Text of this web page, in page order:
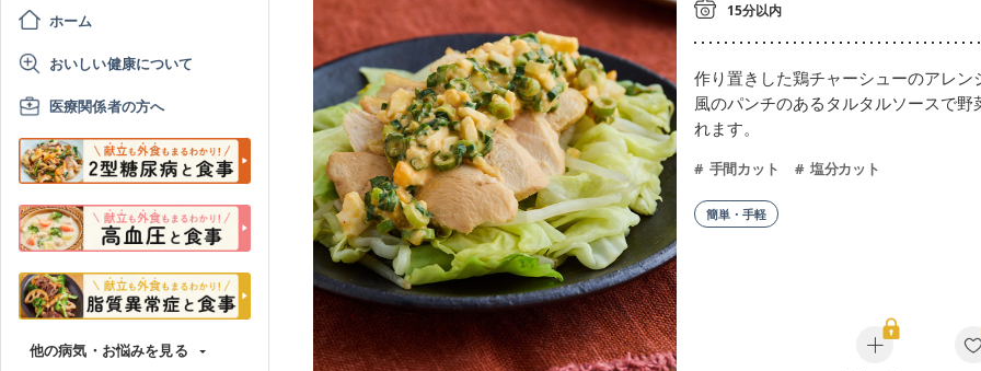
ホーム
おいしい健康について
医療関係者の方へ
他の病気・お悩みを見る
15分以内
作り置きした鶏チャーシューのアレン
風のパンチのあるタルタルソースで野
れます。
手間カット 塩分カット
簡単・手軽